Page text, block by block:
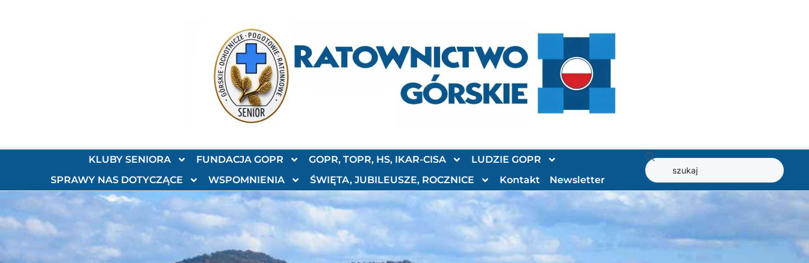
KLUBY SENIORA FUNDACJA GOPR GOPR, TOPR, HS, IKAR-CISA
LUDZIE GOPR
SPRAWY NAS DOTYCZĄCE
WSPOMNIENIA ŚWIĘTA, JUBILEUSZE, ROCZNICE Kontakt Newsletter